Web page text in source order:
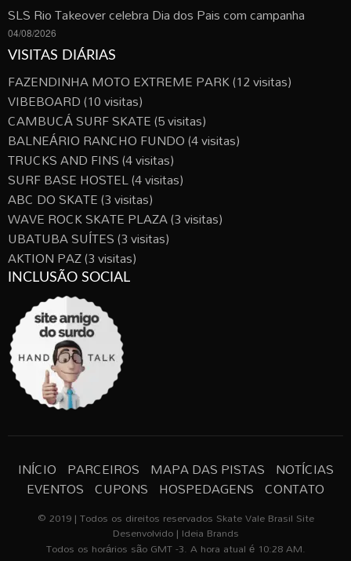
SLS Rio Takeover celebra Dia dos Pais com campanha
04/08/2026
VISITAS DIÁRIAS
FAZENDINHA MOTO EXTREME PARK(12 visitas)
VIBEBOARD(10 visitas)
CAMBUCÁ SURF SKATE(5 visitas)
BALNEÁRIO RANCHO FUNDO(4 visitas)
TRUCKS AND FINS(4 visitas)
SURF BASE HOSTEL(4 visitas)
ABC DO SKATE(3 visitas)
WAVE ROCK SKATE PLAZA(3 visitas)
UBATUBA SUÍTES(3 visitas)
AKTION PAZ(3 visitas)
INCLUSÃO SOCIAL
INÍCIO PARCEIROS MAPA DAS PISTAS NOTÍCIAS
EVENTOS CUPONS HOSPEDAGENS CONTATO
© 2019 | Todos os direitos reservados Skate Vale Brasil Site
Desenvolvido | Ideia Brands
Todos os horários são GMT -3. A hora atual é 10:28 AM.